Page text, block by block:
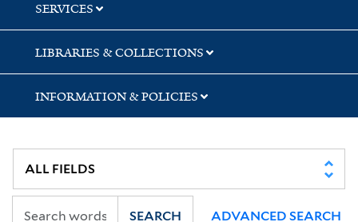
SERVICES
LIBRARIES & COLLECTIONS
INFORMATION & POLICIES
SEARCH ADVANCED SEARCH